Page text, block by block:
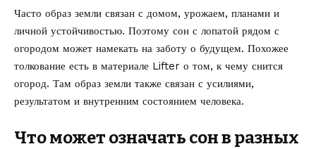
Часто образ земли связан с домом, урожаем, планами и
личной устойчивостью. Поэтому сон с лопатой рядом с
огородом может намекать на заботу о будущем. Похожее
толкование есть в материале Lifter о том, к чему снится
огород. Там образ земли также связан с усилиями,
результатом и внутренним состоянием человека.
Что может означать сон в разных